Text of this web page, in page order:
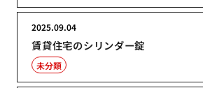
賃貸住宅のシリンダー錠
2025.09.04
未分類